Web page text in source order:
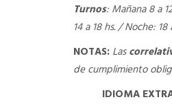
Turnos: Mañana 8 a
14 a 18 hs. / Noche: 18
NOTAS: Las
de cumplimiento
IDIOMA